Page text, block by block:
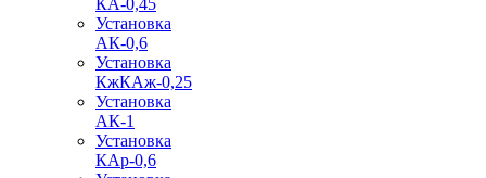
КА-0,45
Установка
АК-0,6
Установка
КжКАж-0,25
Установка
АК-1
Установка
КАр-0,6